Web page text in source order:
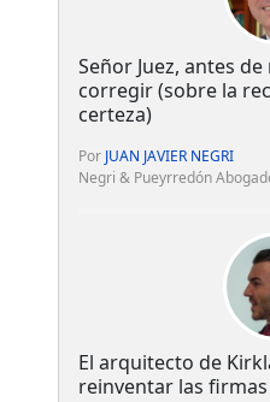
Señor Juez, antes
corregir (sobre la
certeza)
Por JUAN JAVIER NEGRI
Negri & Pueyrredón
El arquitecto de
reinventar las